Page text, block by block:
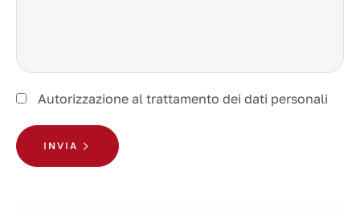
Autorizzazione al trattamento dei dati personali
INVIA